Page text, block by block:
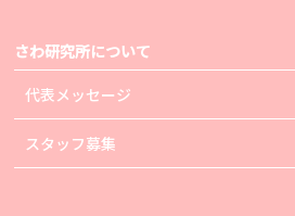
さわ研究所について
代表メッセージ
スタッフ募集